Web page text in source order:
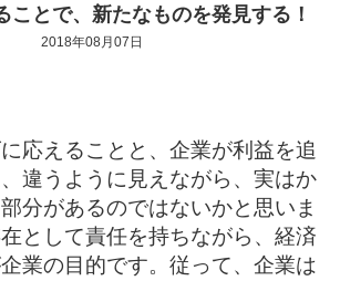
ことで、新たなものを発見する！
2018年08月07日
応えることと、企業が利益を追
違うように見えながら、実はか
分があるのではないかと思いま
として責任を持ちながら、経済
業の目的です。従って、企業は